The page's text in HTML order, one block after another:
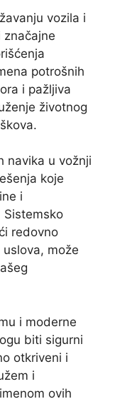
vozila i
značajne
potrošnih
i pažljiva
životnog
navika u vožnji
koje
i
Sistemsko
redovno
može
i moderne
biti sigurni
otkriveni i
i
ovih